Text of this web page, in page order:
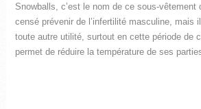
Snowballs, c’est le nom de ce sous-vêtement
censé prévenir de l’infertilité masculine, mais
toute autre utilité, surtout en cette période de
permet de réduire la température de ses